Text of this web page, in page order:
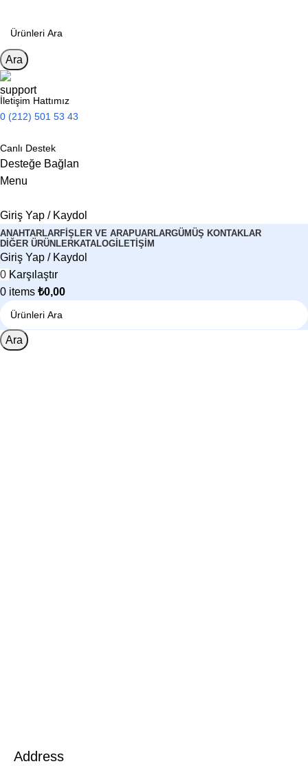
Ara
İletişim Hattımız
0 (212) 501 53 43
Canlı Destek
Desteğe Bağlan
Menu
Giriş Yap / Kaydol
ANAHTARLARFIŞLER VE ARAPUARLARGÜMÜŞ KONTAKLAR
DIĞER ÜRÜNLERKATALOG İLETIŞIM
Giriş Yap / Kaydol
0 Karşılaştır
0 items ₺0,00
Ara
Address